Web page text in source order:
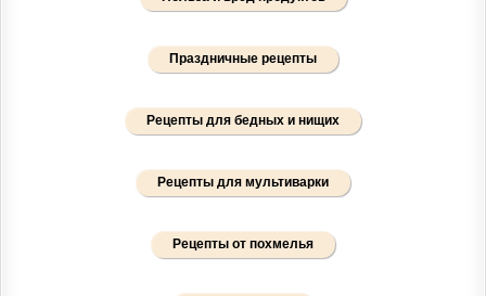
Праздничные рецепты
Рецепты для бедных и нищих
Рецепты для мультиварки
Рецепты от похмелья